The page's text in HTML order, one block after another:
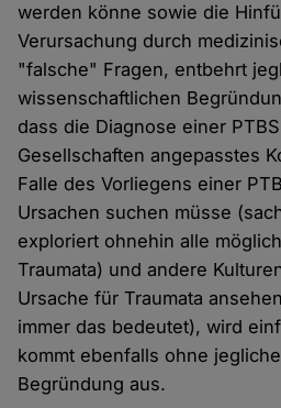
werden könne sowie die
Verursachung durch
"falsche" Fragen, entbehrt
wissenschaftlichen
dass die Diagnose einer
Gesellschaften angepasstes
Falle des Vorliegens einer
Ursachen suchen müsse
exploriert ohnehin alle
Traumata) und andere
Ursache für Traumata
immer das bedeutet), wird
kommt ebenfalls ohne
Begründung aus.